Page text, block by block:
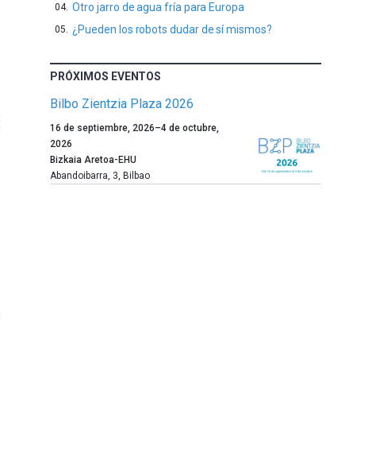
Otro jarro de agua fría para Europa
¿Pueden los robots dudar de sí mismos?
PRÓXIMOS EVENTOS
Bilbo Zientzia Plaza 2026
Un
año
más,
Bilbao
16 de septiembre, 2026–4 de octubre,
2026
Bizkaia Aretoa-EHU
Abandoibarra, 3, Bilbao